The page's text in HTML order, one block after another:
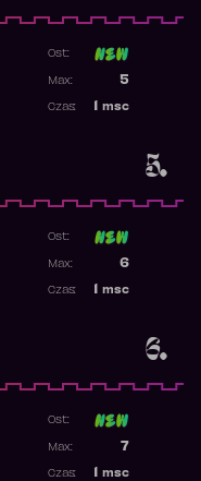
5.
Ost:
5
Max:
msc
Czas:
6.
Ost:
6
Max:
msc
Czas:
Ost:
7
Max:
msc
Czas: